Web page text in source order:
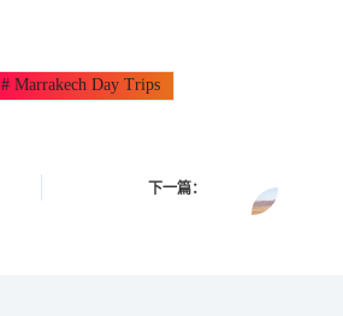
#Marrakech Day Trips
下一篇：